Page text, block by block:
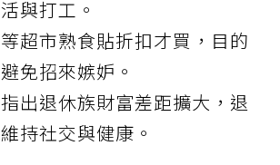
與打工。
超市熟食貼折扣才買，目的
免招來嫉妒。
出退休族財富差距擴大，退
持社交與健康。